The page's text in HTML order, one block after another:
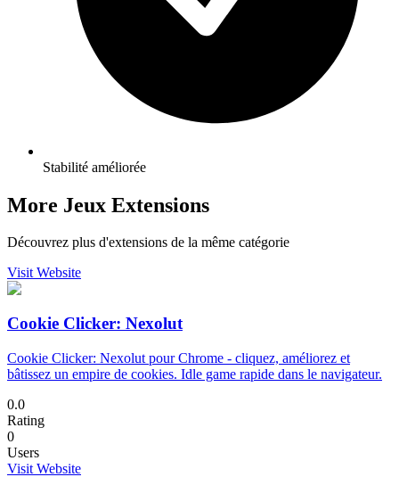
Stabilité améliorée
More Jeux Extensions
Découvrez plus d'extensions de la même catégorie
Visit Website
Cookie Clicker: Nexolut
Cookie Clicker: Nexolut pour Chrome - cliquez, améliorez et
bâtissez un empire de cookies. Idle game rapide dans le navigateur.
0.0
Rating
0
Users
Visit Website